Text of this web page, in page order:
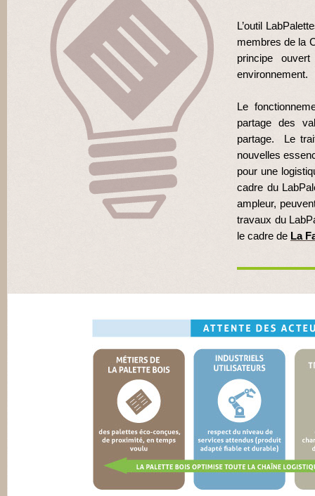
L’outil
membres de la
principe
environnement.
Le
partage des
partage. Le
nouvelles
pour une
cadre du
ampleur,
travaux du
le cadre de La